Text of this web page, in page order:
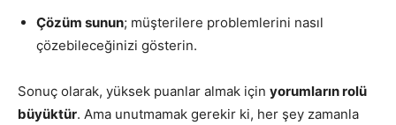
Çözüm sunun; müşterilere problemlerini nasıl
çözebileceğinizi gösterin.
Sonuç olarak, yüksek puanlar almak için yorumların rolü
büyüktür. Ama unutmamak gerekir ki, her şey zamanla